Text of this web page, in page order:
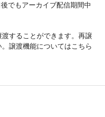
でもアーカイブ配信期間中
することができます。再譲
譲渡機能についてはこちら